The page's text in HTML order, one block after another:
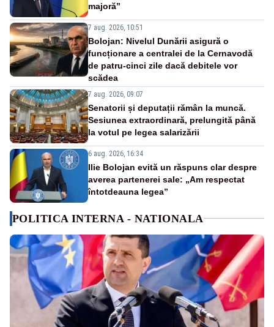
majoră”
7 aug. 2026, 10:51
Bolojan: Nivelul Dunării asigură o
funcționare a centralei de la Cernavodă
de patru-cinci zile dacă debitele vor
scădea
7 aug. 2026, 09:07
Senatorii și deputații rămân la muncă.
Sesiunea extraordinară, prelungită până
la votul pe legea salarizării
6 aug. 2026, 16:34
Ilie Bolojan evită un răspuns clar despre
averea partenerei sale: „Am respectat
întotdeauna legea”
POLITICA INTERNA - NATIONALA